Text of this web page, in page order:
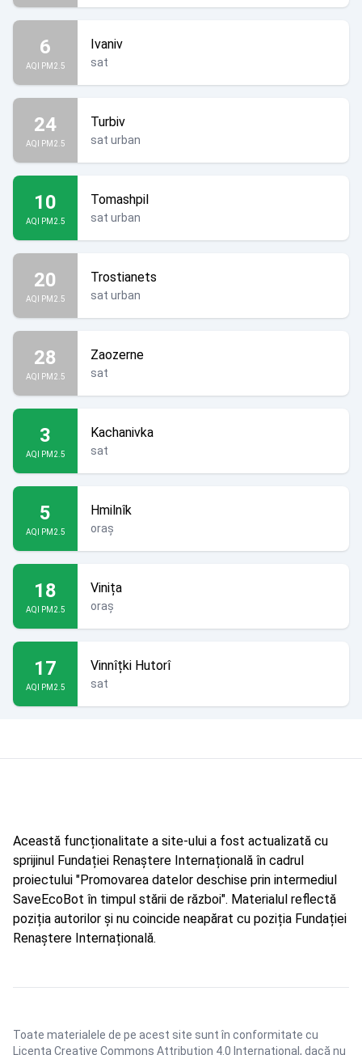
6
AQI PM2.5
Ivaniv
sat
24
AQI PM2.5
Turbiv
sat urban
10
AQI PM2.5
Tomashpil
sat urban
20
AQI PM2.5
Trostianets
sat urban
28
AQI PM2.5
Zaozerne
sat
3
AQI PM2.5
Kachanivka
sat
5
AQI PM2.5
Hmilnîk
oraș
18
AQI PM2.5
Vinița
oraș
17
AQI PM2.5
Vinnîțki Hutorî
sat
Această funcționalitate a site-ului a fost actualizată cu
sprijinul Fundației Renaștere Internațională în cadrul
proiectului "Promovarea datelor deschise prin intermediul
SaveEcoBot în timpul stării de război". Materialul reflectă
poziția autorilor și nu coincide neapărat cu poziția Fundației
Renaștere Internațională.
Toate materialele de pe acest site sunt în conformitate cu
Licența Creative Commons Attribution 4.0 International , dacă nu